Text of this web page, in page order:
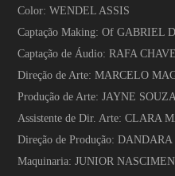
Color: WENDEL ASSIS
Captação Making: Of GABRIEL
Captação de Áudio: RAFA
Direção de Arte: MARCELO
Produção de Arte: JAYNE
Assistente de Dir. Arte: CLARA
Direção de Produção:
Maquinaria: JUNIOR